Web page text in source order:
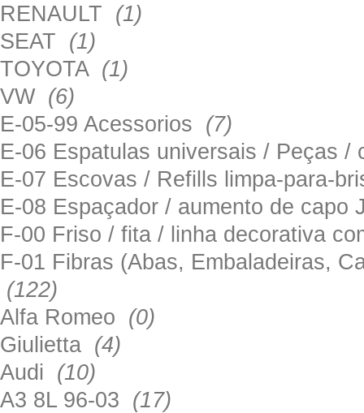
RENAULT (1)
SEAT (1)
TOYOTA (1)
VW (6)
E-05-99 Acessorios (7)
E-06 Espatulas universais / Peças
E-07 Escovas / Refills limpa-para-
E-08 Espaçador / aumento de
F-00 Friso / fita / linha decorativa
F-01 Fibras (Abas, Embaladeiras,
(122)
Alfa Romeo (0)
Giulietta (4)
Audi (10)
A3 8L 96-03 (17)